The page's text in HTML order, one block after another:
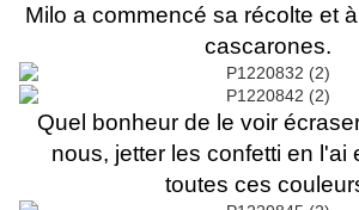
Milo a commencé sa récolte et
cascarones.
Quel bonheur de le voir
nous, jetter les confetti en l'ai
toutes ces